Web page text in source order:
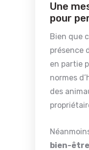
Une
pour
Bien que
présence
en partie
normes
des
bien-